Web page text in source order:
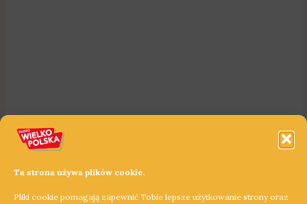
Ta strona używa plików cookie.
Pliki cookie pomagają zapewnić Tobie lepsze użytkowanie strony oraz